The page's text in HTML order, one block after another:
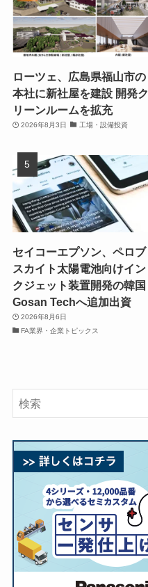
ローツェ、広島県福山市の
本社に新社屋を建設 開発ク
リーンルームを拡充
2026年8月3日 工場・設備投資
セイコーエプソン、ペロブ
スカイト太陽電池向けイン
クジェット装置開発の韓国
Gosan Techへ追加出資
2026年8月6日
FA業界・企業トピックス